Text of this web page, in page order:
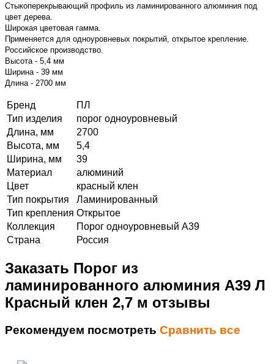
Стыкоперекрывающий профиль из ламинированного алюминия под
цвет дерева.
Широкая цветовая гамма.
Применяется для одноуровневых покрытий, открытое крепление.
Российское производство.
Высота - 5,4 мм
Ширина - 39 мм
Длина - 2700 мм
Бренд
ПЛ
Тип изделия
порог одноуровневый
Длина, мм
2700
Высота, мм
5,4
Ширина, мм
39
Материал
алюминий
Цвет
красный клен
Тип покрытия
Ламинированный
Тип крепления Открытое
Коллекция
Порог одноуровневый А39
Страна
Россия
Заказать Порог из
ламинированного алюминия А39 Л
Красный клен 2,7 м отзывы
Рекомендуем посмотреть Сравнить все